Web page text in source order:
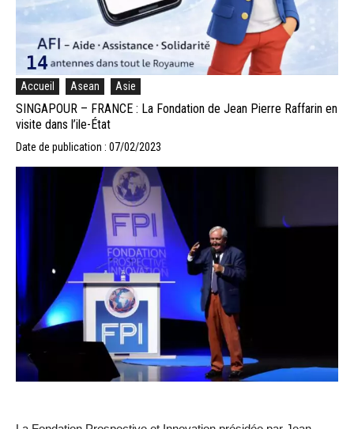
Accueil Asean Asie
SINGAPOUR – FRANCE : La Fondation de Jean Pierre Raffarin en
visite dans l’ile-État
Date de publication : 07/02/2023